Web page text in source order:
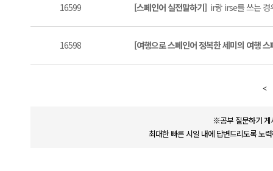
16599 [스페인어 실전말하기] ir랑 irse를 쓰는 경
16598 [여행으로 스페인어 정복한 세미의 여행
※공부 질문하기 게
최대한 빠른 시일 내에 답변드리도록 노